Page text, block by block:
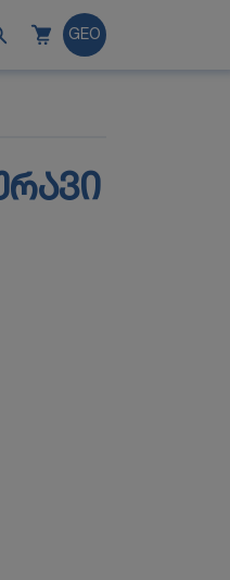
GEO